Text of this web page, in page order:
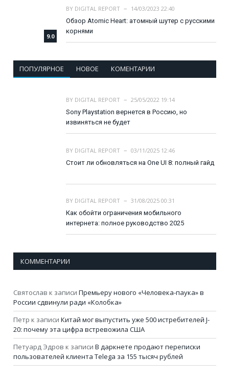
9.0
BY DIGITAL REPORT
14/03/2023 22:40
Обзор Atomic Heart: атомный шутер с русскими
корнями
ПОПУЛЯРНОЕ НОВОЕ КОМЕНТАРИИ
BY DIGITAL REPORT
25/05/2022 19:14
Sony Playstation вернется в Россию, но
извиняться не будет
BY DIGITAL REPORT
03/11/2025 12:46
Стоит ли обновляться на One UI 8: полный гайд
BY DIGITAL REPORT
31/08/2025 00:31
Как обойти ограничения мобильного
интернета: полное руководство 2025
КОММЕНТАРИИ
Святослав к записи Премьеру нового «Человека-паука» в
России сдвинули ради «Колобка»
Петр к записи Китай мог выпустить уже 500 истребителей J-
20: почему эта цифра встревожила США
Петуард Эдров к записи В даркнете продают переписки
пользователей клиента Telega за 155 тысяч рублей